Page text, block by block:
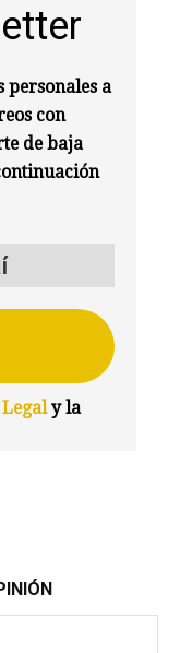
personales a
con
de baja
y la